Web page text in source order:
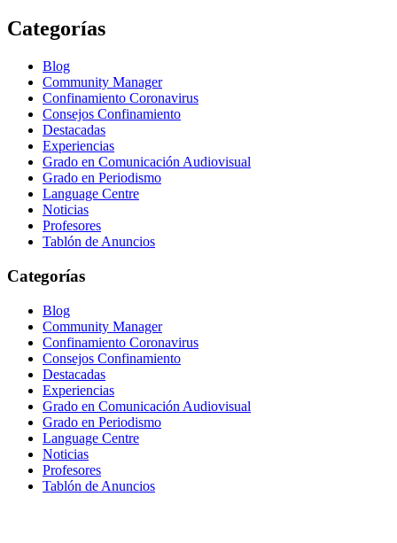
Categorías
Blog
Community Manager
Confinamiento Coronavirus
Consejos Confinamiento
Destacadas
Experiencias
Grado en Comunicación Audiovisual
Grado en Periodismo
Language Centre
Noticias
Profesores
Tablón de Anuncios
Categorías
Blog
Community Manager
Confinamiento Coronavirus
Consejos Confinamiento
Destacadas
Experiencias
Grado en Comunicación Audiovisual
Grado en Periodismo
Language Centre
Noticias
Profesores
Tablón de Anuncios